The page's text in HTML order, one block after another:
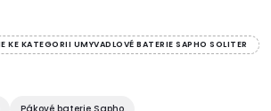
KE KATEGORII UMYVADLOVÉ BATERIE SAPHO SOLITER